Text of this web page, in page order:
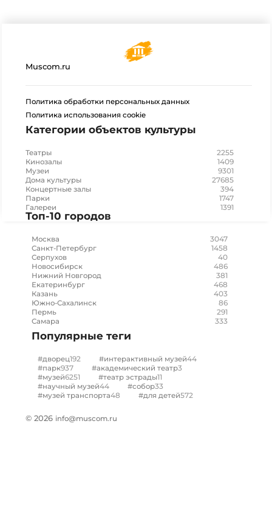
Muscom.ru
Политика обработки персональных данных
Политика использования cookie
Категории объектов культуры
Театры 2255
Кинозалы 1409
Музеи 9301
Дома культуры 27685
Концертные залы 394
Парки 1747
Галереи 1391
Топ-10 городов
Москва 3047
Санкт-Петербург 1458
Серпухов 40
Новосибирск 486
Нижний Новгород 381
Екатеринбург 468
Казань 403
Южно-Сахалинск 86
Пермь 291
Самара 333
Популярные теги
#дворец192 #интерактивный музей44
#парк937 #академический театр3
#музей6251 #театр эстрады11
#научный музей44 #собор33
#музей транспорта48 #для детей572
© 2026 info@muscom.ru